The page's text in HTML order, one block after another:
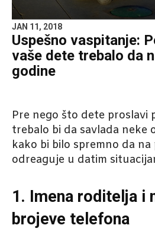
JAN 11, 2018
Uspešno vaspitanje:
vaše dete trebalo da
godine
Pre nego što dete proslavi
trebalo bi da savlada neke
kako bi bilo spremno da na
odreaguje u datim
1. Imena roditelja i
brojeve telefona